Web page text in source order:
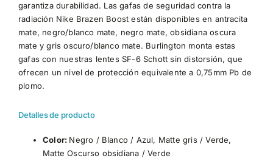
garantiza durabilidad. Las gafas de seguridad contra la
radiación Nike Brazen Boost están disponibles en antracita
mate, negro/blanco mate, negro mate, obsidiana oscura
mate y gris oscuro/blanco mate. Burlington monta estas
gafas con nuestras lentes SF-6 Schott sin distorsión, que
ofrecen un nivel de protección equivalente a 0,75mm Pb de
plomo.
Detalles de producto
Color: Negro / Blanco / Azul, Matte gris / Verde,
Matte Oscurso obsidiana / Verde